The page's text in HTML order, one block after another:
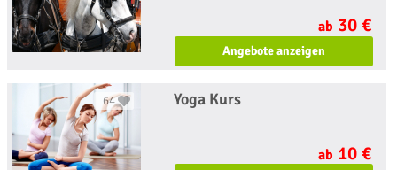
ab 30 €
Angebote anzeigen
64 Yoga Kurs
ab 10 €